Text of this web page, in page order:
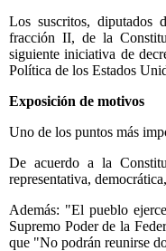
Los suscritos, diputados
fracción II, de la
siguiente iniciativa de
Política de los Estados
Exposición de motivos
Uno de los puntos más
De acuerdo a la
representativa,
Además: "El pueblo
Supremo Poder de la
que "No podrán reunirse